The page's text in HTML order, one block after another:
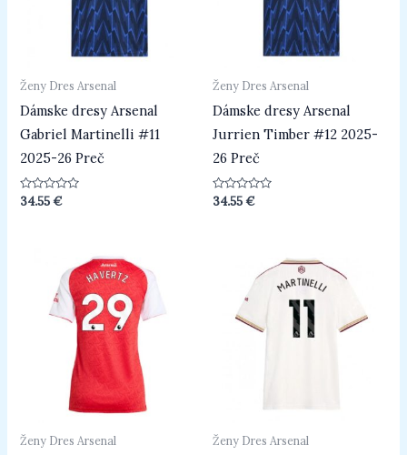
Ženy Dres Arsenal
Dámske dresy Arsenal
Gabriel Martinelli #11
2025-26 Preč
Hodnotenie
34.55€
Ženy Dres Arsenal
Dámske dresy Arsenal
Jurrien Timber #12 2025-
26 Preč
Hodnotenie
34.55€
Ženy Dres Arsenal Ženy Dres Arsenal